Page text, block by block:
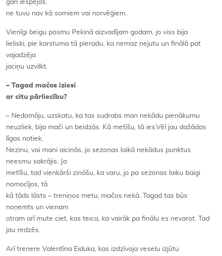
gan iespējas,
ne tuvu nav kā somiem vai norvēģiem.
Vienīgi beigu posmu Pekinā aizvadījam godam, jo viss bija
lieliski, pie karstuma tā pieradu, ka nemaz nejutu un finālā pat
vajadzēja
jaciņu uzvilkt.
– Tagad mačos iziesi
ar citu pārliecību?
– Nedomāju, uzskatu, ka tas sudrabs man nekādu pienākumu
neuzliek, bija mači un beidzās. Kā metīšu, tā ies.Vēl jau dažādas
līgas notiek.
Nezinu, vai mani aicinās, jo sezonas laikā nekādus punktus
neesmu sakrājis. Ja
metīšu, tad vienkārši zināšu, ka varu, jo pa sezonas laiku baigi
nomocījos, tā
kā tāds lāsts – treniņos metu, mačos nekā. Tagad tas būs
noņemts un vienam
otram arī mute ciet, kas teica, ka vairāk pa finālu es nevarot. Tad
jau redzēs.
Arī trenere Valentīna Eiduka, kas izdzīvoja veselu izjūtu